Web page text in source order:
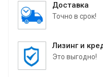
Доставка
Точно в срок!
Лизинг и
Это выгодно!